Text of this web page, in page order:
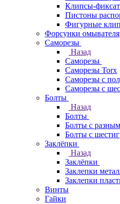
Клипсы-
Пистоны
Фигурные
Форсунки омывателя
Саморезы
Назад
Саморезы
Саморезы Torx
Саморезы с
Саморезы с
Болты
Назад
Болты
Болты с
Болты с
Заклёпки
Назад
Заклёпки
Заклепки
Заклепки
Винты
Гайки